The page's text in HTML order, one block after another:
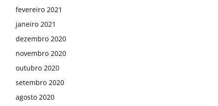
fevereiro 2021
janeiro 2021
dezembro 2020
novembro 2020
outubro 2020
setembro 2020
agosto 2020